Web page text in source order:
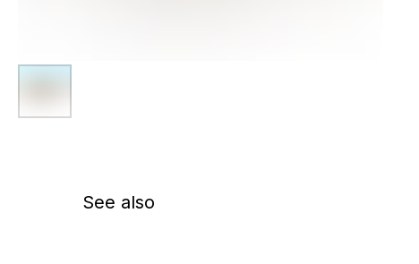
See also